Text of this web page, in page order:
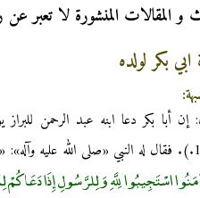
و المقالات المنشورة لا تعبر
بكر لولده
اسْتَجِيبُوا لِلَّهِ وَلِلرَّسُولِ إِذَا